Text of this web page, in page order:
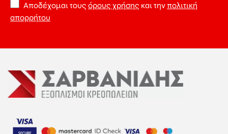
Αποδέχομαι τους όρους χρήσης και τηνπολιτική
απορρήτου